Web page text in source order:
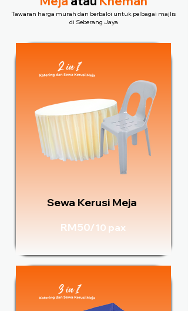
Tawaran harga murah dan berbaloi untuk pelbagai majlis
di Seberang Jaya
Sewa Kerusi Meja
RM50/10 pax